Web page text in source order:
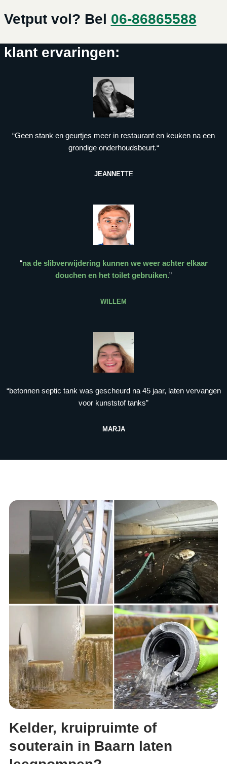
Vetput vol? Bel 06-86865588
klant ervaringen:
“Geen stank en geurtjes meer in restaurant en keuken na een
grondige onderhoudsbeurt.“
JEANNETTE
“na de slibverwijdering kunnen we weer achter elkaar
douchen en het toilet gebruiken.”
WILLEM
“betonnen septic tank was gescheurd na 45 jaar, laten vervangen
voor kunststof tanks”
MARJA
Kelder, kruipruimte of
souterain in Baarn laten